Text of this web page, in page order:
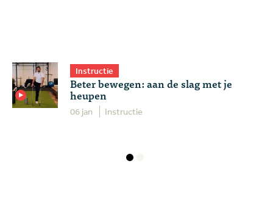
Instructie
Beter bewegen: aan de slag met je
heupen
06 jan Instructie